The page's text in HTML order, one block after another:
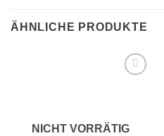
ÄHNLICHE PRODUKTE
NICHT VORRÄTIG